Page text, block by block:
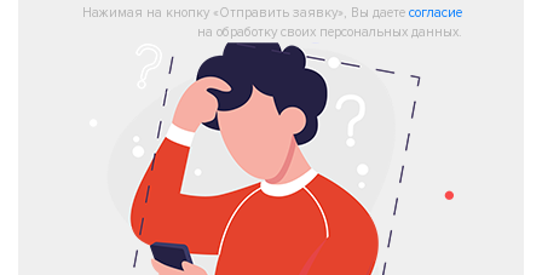
Нажимая на кнопку «Отправить заявку», Вы даете согласие
на обработку своих персональных данных.